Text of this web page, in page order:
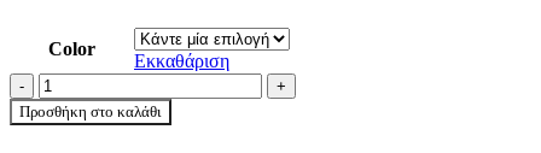
€99.00
through
€125.00
Color
Εκκαθάριση
Alessi
Χριστουγεννιάτικο
δέντρο
Προσθήκη στο καλάθι